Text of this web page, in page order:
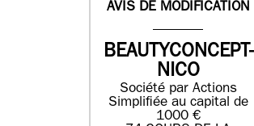
AVIS DE MODIFICATION
BEAUTYCONCEPT-
NICO
Société par Actions
Simplifiée au capital de
1000 €